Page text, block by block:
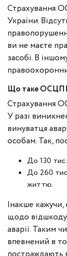
Страхування
України.
ви не маєте
засобі. В
Що таке
Страхування
У разі
винуватця
особам. Так,
До 130
До 260
життю.
Інакше
щодо
аварії. Таким
впевнений в